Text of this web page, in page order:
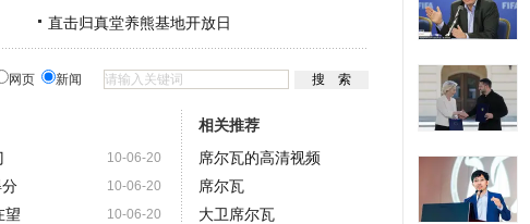
直击归真堂养熊基地开放日
网页 新闻
10-06-20
10-06-20
10-06-20
望
相关推荐
席尔瓦的高清视频
席尔瓦
大卫席尔瓦